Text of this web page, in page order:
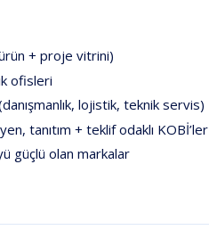
+ proje vitrini)
ofisleri
lojistik, teknik servis)
tanıtım + teklif odaklı KOBİ’ler
güçlü olan markalar